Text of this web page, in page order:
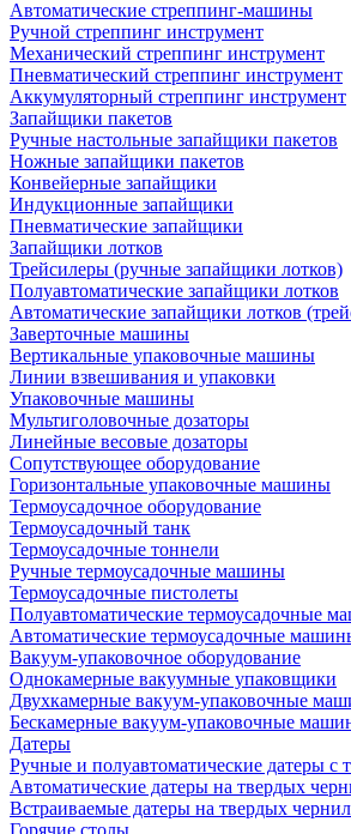
Автоматические стреппинг-машины
Ручной стреппинг инструмент
Механический стреппинг инструмент
Пневматический стреппинг инструмент
Аккумуляторный стреппинг инструмент
Запайщики пакетов
Ручные настольные запайщики пакетов
Ножные запайщики пакетов
Конвейерные запайщики
Индукционные запайщики
Пневматические запайщики
Запайщики лотков
Трейсилеры (ручные запайщики лотков)
Полуавтоматические запайщики лотков
Автоматические запайщики лотков
Заверточные машины
Вертикальные упаковочные машины
Линии взвешивания и упаковки
Упаковочные машины
Мультиголовочные дозаторы
Линейные весовые дозаторы
Сопутствующее оборудование
Горизонтальные упаковочные машины
Термоусадочное оборудование
Термоусадочный танк
Термоусадочные тоннели
Ручные термоусадочные машины
Термоусадочные пистолеты
Полуавтоматические термоусадочные
Автоматические термоусадочные
Вакуум-упаковочное оборудование
Однокамерные вакуумные упаковщики
Двухкамерные вакуум-упаковочные
Бескамерные вакуум-упаковочные
Датеры
Ручные и полуавтоматические датеры с
Автоматические датеры на твердых
Встраиваемые датеры на твердых
Горячие столы